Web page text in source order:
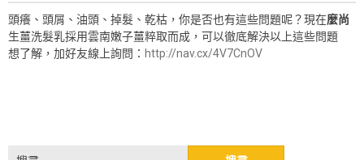
頭癢、頭屑、油頭、掉髮、乾枯，你是否也有這些問題呢？現在麼尚
生薑洗髮乳採用雲南嫩子薑粹取而成，可以徹底解決以上這些問題
想了解，加好友線上詢問： http://nav.cx/4V7CnOV
搜